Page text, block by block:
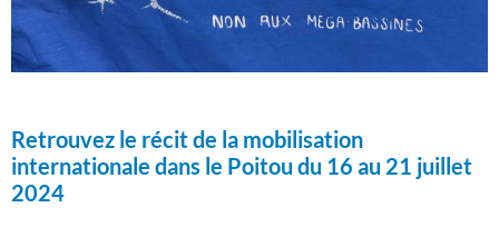
Retrouvez le récit de la mobilisation
internationale dans le Poitou du 16 au 21 juillet
2024